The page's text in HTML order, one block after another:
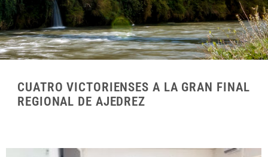
CUATRO VICTORIENSES A LA GRAN FINAL
REGIONAL DE AJEDREZ